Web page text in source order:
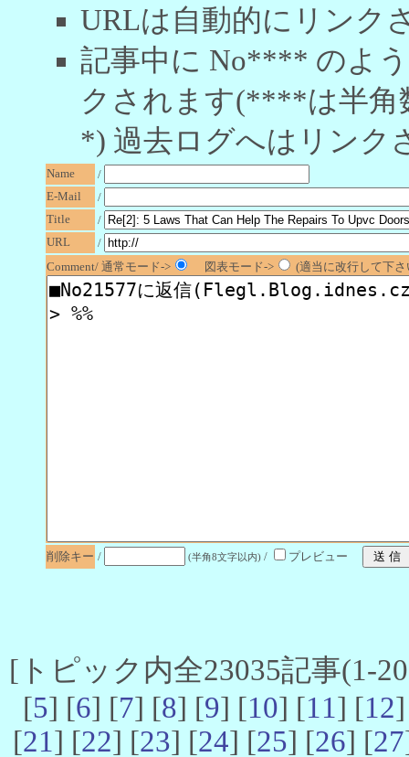
URLは自動的にリンク
記事中に No**** のよ
クされます(****は半角
*) 過去ログへはリンク
Name
/
E-Mail
/
Title
/
URL
/
Comment/ 通常モード->
図表モード-> (適当に改行して下
削除キー / (半角8文字以内) / プレビュー
[トピック内全23035記事(1-
[5] [6] [7] [8] [9] [10] [11] [12
[21] [22] [23] [24] [25] [26] [27